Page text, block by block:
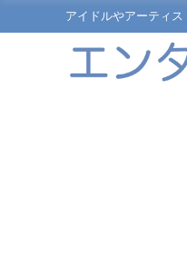
アイドルやアーティ